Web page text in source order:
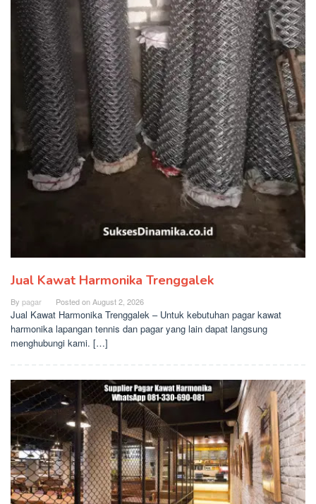
Jual Kawat Harmonika Trenggalek
By pagar Posted onAugust 2, 2026
Jual Kawat Harmonika Trenggalek – Untuk kebutuhan pagar kawat
harmonika lapangan tennis dan pagar yang lain dapat langsung
menghubungi kami. […]